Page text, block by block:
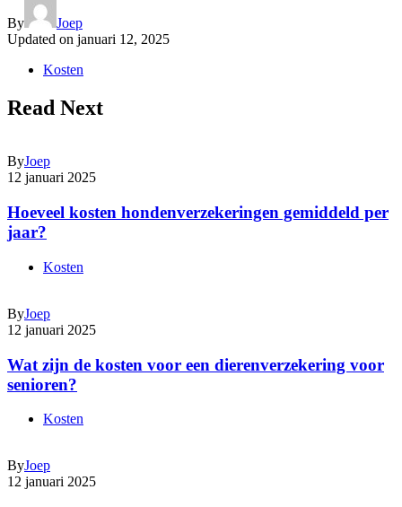
By
Joep
Updated on januari 12, 2025
Kosten
Read Next
ByJoep
12 januari 2025
Hoeveel kosten hondenverzekeringen gemiddeld per
jaar?
Kosten
ByJoep
12 januari 2025
Wat zijn de kosten voor een dierenverzekering voor
senioren?
Kosten
ByJoep
12 januari 2025